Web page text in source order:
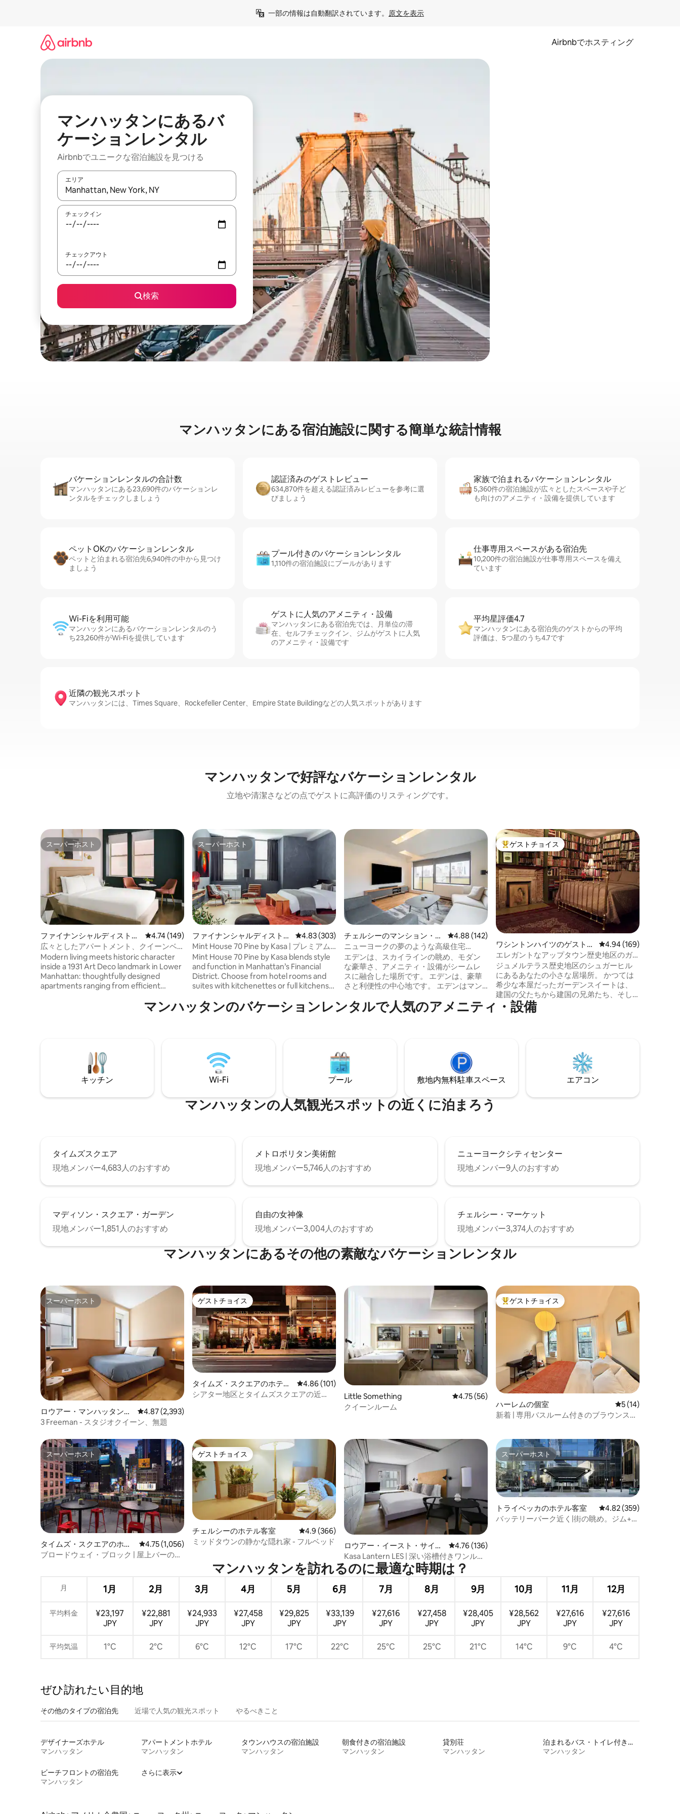
一部の情報は自動翻訳されています。 原文を表示
Airbnbでホスティング
マンハッタンにあるバ
ケーションレンタル
Airbnbでユニークな宿泊施設を見つける
エリア
検索結果が表示されたら、上下の矢印キーを使って移動するか、画面をタッチまたはスワイプして検索結果を確認することができます。
チェックイン
チェックアウト
検索
マンハッタンに⁠あ⁠る宿⁠泊⁠施⁠設⁠に関⁠す⁠る簡⁠単⁠な統⁠計⁠情⁠報
バケーションレ⁠ン⁠タ⁠ル⁠の合⁠計⁠数
マンハッタンにある23,690件のバケーションレ
ンタルをチェックしましょう
認証済みのゲ⁠ス⁠ト⁠レ⁠ビ⁠ュ⁠ー
634,870件を超える認証済みレビューを参考に選
びましょう
家族で泊まれるバ⁠ケ⁠ー⁠シ⁠ョ⁠ンレ⁠ン⁠タ⁠ル
5,360件の宿泊施設が広々としたスペースや子ど
も向けのアメニティ・設備を提供しています
ペットOKのバ⁠ケ⁠ー⁠シ⁠ョ⁠ンレ⁠ン⁠タ⁠ル
ペットと泊まれる宿泊先6,940件の中から見つけ
ましょう
プール付きのバ⁠ケ⁠ー⁠シ⁠ョ⁠ンレ⁠ン⁠タ⁠ル
1,110件の宿泊施設にプールがあります
仕事専用ス⁠ペ⁠ー⁠スがあ⁠る宿⁠泊⁠先
10,200件の宿泊施設が仕事専用スペースを備え
ています
Wi-Fiを利⁠用⁠可⁠能
マンハッタンにあるバケーションレンタルのう
ち23,260件がWi-Fiを提供しています
ゲストに人⁠気⁠のア⁠メ⁠ニ⁠テ⁠ィ・設⁠備
マンハッタンにある宿泊先では、月単位の滞
在、セ⁠ル⁠フチ⁠ェ⁠ッ⁠ク⁠イ⁠ン、ジムがゲストに人気
のアメニティ・設備です
平均星評価4.7
マンハッタンにある宿泊先のゲストからの平均
評価は、5つ星のうち4.7です
近隣の観光ス⁠ポ⁠ッ⁠ト
マンハッタンには、Times Square、Rockefeller Center、Empire State Buildingなどの人気スポットがあります
マンハッタンで好評なバケーションレンタル
立地や清潔さなどの点でゲストに高評価のリスティングです。
スーパーホスト
スーパーホスト
ファイナンシャルディストリ
クトのマンション・アパート
レビュー149件、5つ星中4.74つ星の平均評価
4.74 (149)
広々としたアパートメント、クイーンベ
ッド1台 - FiDi
Modern living meets historic character
inside a 1931 Art Deco landmark in Lower
Manhattan: thoughtfully designed
apartments ranging from efficient
layouts, all with fully equipped kitchens
and contemporary finishes. Enjoy a
spaces, a game room, and a 24-hour
fitness center--all a short walk from
Battery Park and Financial District hubs.
スーパーホスト
スーパーホスト
ファイナンシャルディストリ
クトのマンション・アパート
レビュー303件、5つ星中4.83つ星の平均評価
4.83 (303)
Mint House 70 Pine by Kasa | プレミアム
スタジオキング
Mint House 70 Pine by Kasa blends style
and function in Manhattan’s Financial
District. Choose from hotel rooms and
suites with kitchenettes or full kitchens,
fitness center and meeting spaces, and
on-site Michelin-starred dining at Crown
including guest support by text.
チェルシーのマンション・ア
パート
レビュー142件、5つ星中4.88つ星の平均評価
4.88 (142)
ニューヨークの夢のような高級住宅
「Eden」
エデンは、スカイラインの眺め、モダン
な豪華さ、アメニティ・設備がシームレ
スに融合した場所です。 エデンは、豪華
さと利便性の中心地です。 エデンはマン
た名所です。 エデンはニューヨークの典
型的なAirbnbではありません。 注目すべ
ッドマットレス、Casper枕、Vari Deskの
スタンディングデスク、全室Sonosサウン
ドシステム、Toto Neorestトイレ、天井
埋め込み型ライトセラピーシャワー、
Viking＆Sub-Zeroのキッチン家電
大好評のゲストチョイスです。
ゲストチョイス
ワシントンハイツのゲストス
イート
レビュー169件、5つ
4.94 (169)
エレガントなアップタウン歴史地区のガ
ーデンスイート
ジュメルテラス歴史地区のシュガーヒル
にあるあなたの小さな居場所。 かつては
希少な本屋だったガーデンスイートは、
建国の父たちから建国の兄弟たち、そし
て活気ある現在まで、ハーレムハイツの
歴史を反映しています。 プライバシー、
完全に準拠しています。 滞在中は、ホス
トは目立たないように対応します。
マンハッタンのバケーションレンタルで人気のアメニティ・設備
キッチン Wi-Fi プール 敷地内無料駐⁠車ス⁠ペ⁠ー⁠ス エアコン
マンハッタンの人気観光スポットの近くに泊まろう
タイムズスクエア
現地メンバー4,683人のおすすめ
メトロポリタン美術館
現地メンバー5,746人のおすすめ
ニューヨークシティセンター
現地メンバー9人のおすすめ
マディソン・スクエア・ガーデン
現地メンバー1,851人のおすすめ
自由の女神像
現地メンバー3,004人のおすすめ
チェルシー・マーケット
現地メンバー3,374人のおすすめ
マンハッタンにあるその他の素敵なバケーションレンタル
スーパーホスト
スーパーホスト
ロウアー・マンハッタンの
ホテル客室
レビュー2,393件、5つ星中4.87つ星の平均評価
4.87 (2,393)
3 Freeman - スタジオクイーン、無題
ゲストチョイス
ゲストチョイス
タイムズ・スクエアのホテル
客室
レビュー101件、5つ星中4.86つ星の平均評価
4.86 (101)
シアター地区とタイムズスクエアの近
Little Something レビュー56件、5つ星中4.75つ星の平均評価
4.75 (56)
クイーンルーム
大好評のゲストチョイスです。
ゲストチョイス
ハーレムの個室 レビュー14件、5
5 (14)
新着 | 専用バスルーム付きのブラウンスト
スーパーホスト
スーパーホスト
タイムズ・スクエアのホテ
ル客室
レビュー1,056件、5つ星中4.75つ星の平均評価
4.75 (1,056)
ブロードウェイ・ブロック | 屋上バーの眺
ゲストチョイス
ゲストチョイス
チェルシーのホテル客室 レビュー366件、5つ星中4.9つ星の平均評価
4.9 (366)
ミッドタウンの静かな隠れ家 - フルベッド
ロウアー・イースト・サイド
のマンション・アパート
レビュー136件、5つ星中4.76つ星の平均評価
4.76 (136)
Kasa Lantern LES | 深い浴槽付きワンルー
ム
スーパーホスト
スーパーホスト
トライベッカのホテル客室 レビュー359件、5つ
4.82 (359)
バッテリーパーク近く|街の眺め。ジム+ペ
マンハッタンを訪⁠れ⁠るの⁠に最⁠適⁠な時⁠期⁠は⁠？
月 1月 2月 3月 4月 5月 6月 7月 8月 9月 10月 11月 12月
平均料金
¥23,197
JPY
¥22,881
JPY
¥24,933
JPY
¥27,458
JPY
¥29,825
JPY
¥33,139
JPY
¥27,616
JPY
¥27,458
JPY
¥28,405
JPY
¥28,562
JPY
¥27,616
JPY
¥27,616
JPY
平均気温 1°C 2°C 6°C 12°C 17°C 22°C 25°C 25°C 21°C 14°C 9°C 4°C
ぜひ訪⁠れ⁠た⁠い目⁠的⁠地
その他のタ⁠イ⁠プ⁠の宿⁠泊⁠先 近場で人気の観光スポット やるべきこと
デザイナーズホテル
マンハッタン
アパートメントホテル
マンハッタン
タウンハウスの宿泊施設
マンハッタン
朝食付きの宿泊施設
マンハッタン
貸別荘
マンハッタン
泊まれるバス・トイレ付き個室
マンハッタン
ビーチフロントの宿泊先
マンハッタン
さらに表示